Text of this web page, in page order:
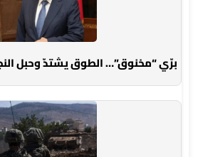
برّي “مخنوق”… الطوق يشتدّ وحبل